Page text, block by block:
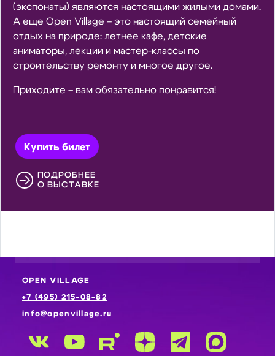
(экспонаты) являются настоящими жилыми домами.
А еще Open Village – это настоящий семейный
отдых на природе: летнее кафе, детские
аниматоры, лекции и мастер-классы по
строительству ремонту и многое другое.
Приходите – вам обязательно понравится!
Купить билет
ПОДРОБНЕЕ
О ВЫСТАВКЕ
OPEN VILLAGE
+7 (495) 215-08-82
info@openvillage.ru